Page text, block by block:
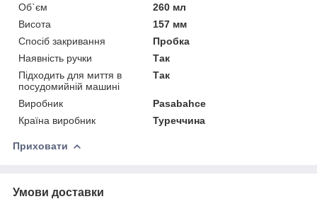
Об`єм
260 мл
Висота
157 мм
Спосіб закривання
Пробка
Наявність ручки
Так
Підходить для миття в
посудомийній машині
Так
Виробник
Pasabahce
Країна виробник
Туреччина
Приховати
Умови доставки